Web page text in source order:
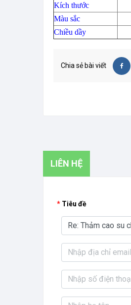
Kích thước
Màu sắc
Chiều dầy
Chia sẻ bài viết
LIÊN HỆ
Tiêu đề